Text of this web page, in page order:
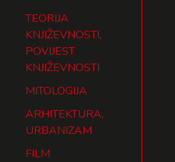
TEORIJA
KNJIŽEVNOSTI,
POVIJEST
KNJIŽEVNOSTI
MITOLOGIJA
ARHITEKTURA,
URBANIZAM
FILM